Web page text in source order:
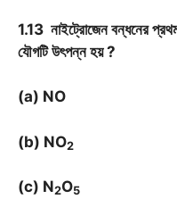
1.13 নাইট্রোজেন বন্ধনের
যৌগটি উৎপন্ন হয় ?
(a) NO
(b) NO2
(c) N2O5